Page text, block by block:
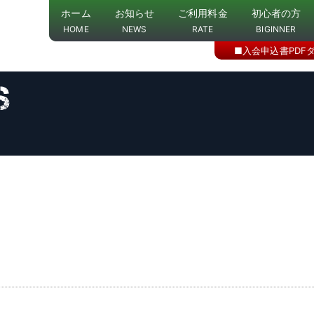
ホーム
HOME
お知らせ
NEWS
ご利用料金
RATE
初心者の方
BIGINNER
■入会申込書PDF